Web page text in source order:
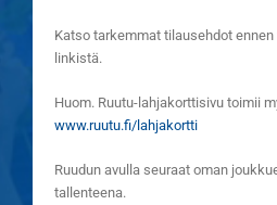
Katso tarkemmat tilausehdot
linkistä.
Huom. Ruutu-lahjakorttisivu toimii
www.ruutu.fi/lahjakortti
Ruudun avulla seuraat oman
tallenteena.